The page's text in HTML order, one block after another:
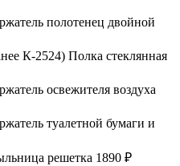
полотенец двойной
К-2524) Полка стеклянная
освежителя воздуха
туалетной бумаги и
решетка 1890 ₽